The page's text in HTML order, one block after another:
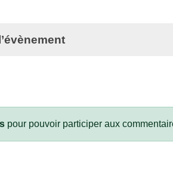
pour pouvoir participer aux